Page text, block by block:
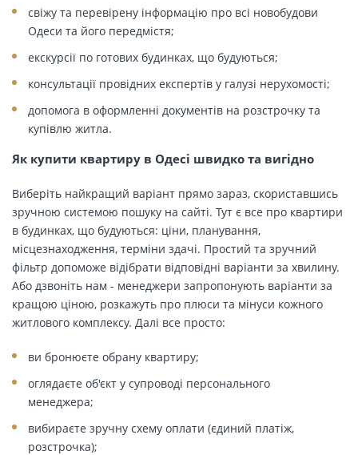
свіжу та перевірену інформацію про всі новобудови
Одеси та його передмістя;
екскурсії по готових будинках, що будуються;
консультації провідних експертів у галузі нерухомості;
допомога в оформленні документів на розстрочку та
купівлю житла.
Як купити квартиру в Одесі швидко та вигідно
Виберіть найкращий варіант прямо зараз, скориставшись
зручною системою пошуку на сайті. Тут є все про квартири
в будинках, що будуються: ціни, планування,
місцезнаходження, терміни здачі. Простий та зручний
фільтр допоможе відібрати відповідні варіанти за хвилину.
Або дзвоніть нам - менеджери запропонують варіанти за
кращою ціною, розкажуть про плюси та мінуси кожного
житлового комплексу. Далі все просто:
ви бронюєте обрану квартиру;
оглядаєте об'єкт у супроводі персонального
менеджера;
вибираєте зручну схему оплати (єдиний платіж,
розстрочка);